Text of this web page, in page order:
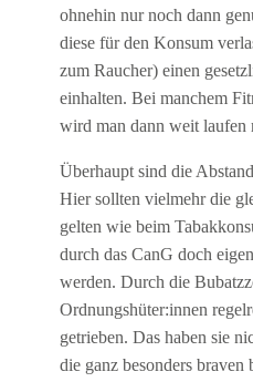
ohnehin nur noch dann
diese für den Konsum
zum Raucher) einen
einhalten. Bei manchem
wird man dann weit laufen
Überhaupt sind die
Hier sollten vielmehr die
gelten wie beim
durch das CanG doch
werden. Durch die
Ordnungshüter:innen
getrieben. Das haben sie
die ganz besonders braven